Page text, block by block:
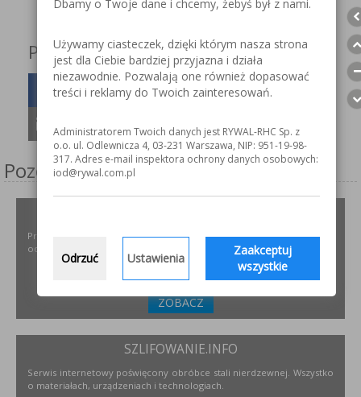
Podziel się z innymi!
Pozostałe serwisy firmy
Projektowanie i dobór, montaż, serwis instalacji i urządzeń
odpylających dla różnych gałęzi przemysłu.
ZOBACZ
SZLIFOWANIE.INFO
Serwis internetowy poświęcony obróbce stali nierdzewnej. Wszystko
o materiałach, urządzeniach i technologiach.
Dbamy o Twoje dane i chcemy, żebyś był z nami.
Używamy ciasteczek, dzięki którym nasza strona
jest dla Ciebie bardziej przyjazna i działa
niezawodnie. Pozwalają one również dopasować
treści i reklamy do Twoich zainteresowań.
Administratorem Twoich danych jest RYWAL-RHC Sp. z
o.o. ul. Odlewnicza 4, 03-231 Warszawa, NIP: 951-19-98-
317. Adres e-mail inspektora ochrony danych osobowych:
iod@rywal.com.pl
Odrzuć Ustawienia
Zaakceptuj
wszystkie